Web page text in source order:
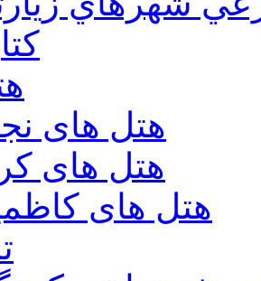
هتل های
هتل های
هتل های